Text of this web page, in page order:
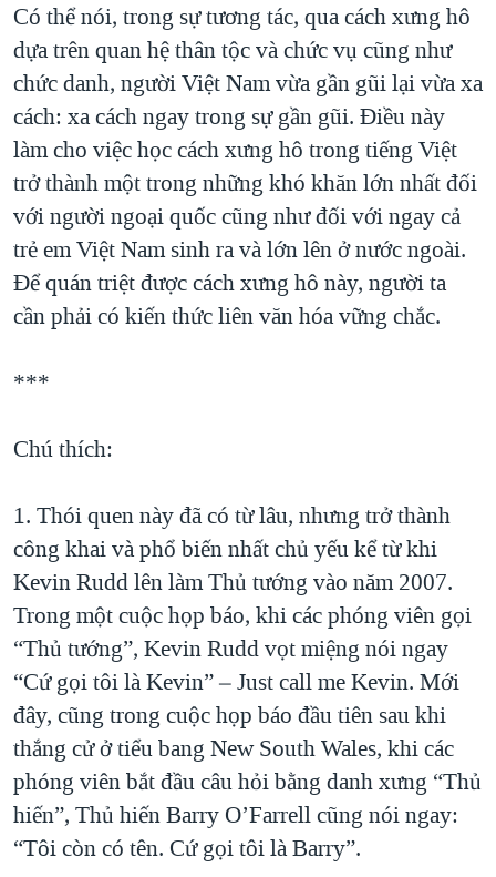
Có thể nói, trong sự tương tác, qua cách xưng hô
dựa trên quan hệ thân tộc và chức vụ cũng như
chức danh, người Việt Nam vừa gần gũi lại vừa xa
cách: xa cách ngay trong sự gần gũi. Điều này
làm cho việc học cách xưng hô trong tiếng Việt
trở thành một trong những khó khăn lớn nhất đối
với người ngoại quốc cũng như đối với ngay cả
trẻ em Việt Nam sinh ra và lớn lên ở nước ngoài.
Để quán triệt được cách xưng hô này, người ta
cần phải có kiến thức liên văn hóa vững chắc.
***
Chú thích:
1. Thói quen này đã có từ lâu, nhưng trở thành
công khai và phổ biến nhất chủ yếu kể từ khi
Kevin Rudd lên làm Thủ tướng vào năm 2007.
Trong một cuộc họp báo, khi các phóng viên gọi
“Thủ tướng”, Kevin Rudd vọt miệng nói ngay
“Cứ gọi tôi là Kevin” – Just call me Kevin. Mới
đây, cũng trong cuộc họp báo đầu tiên sau khi
thắng cử ở tiểu bang New South Wales, khi các
phóng viên bắt đầu câu hỏi bằng danh xưng “Thủ
hiến”, Thủ hiến Barry O’Farrell cũng nói ngay:
“Tôi còn có tên. Cứ gọi tôi là Barry”.